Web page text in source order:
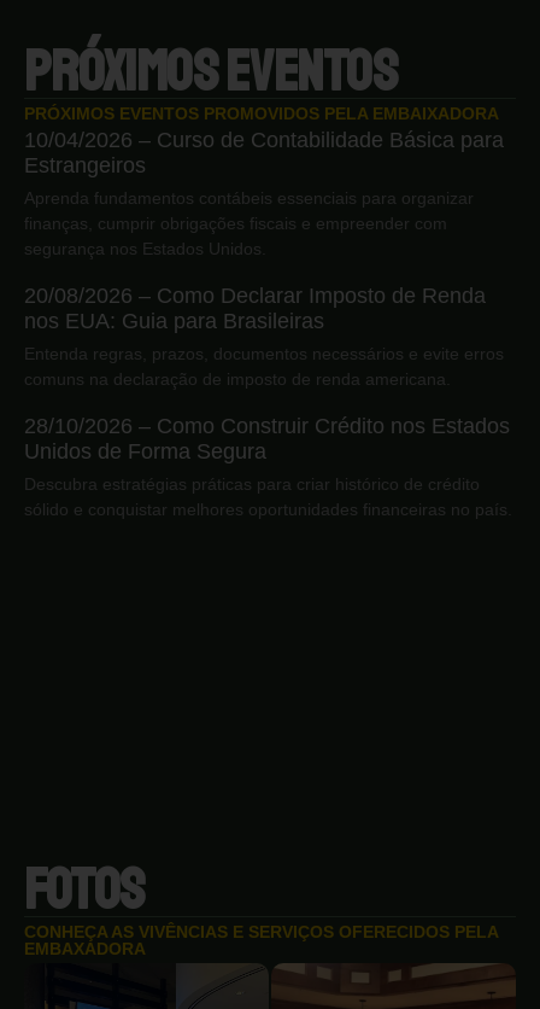
PRÓXIMOS EVENTOS
PRÓXIMOS EVENTOS PROMOVIDOS PELA EMBAIXADORA
10/04/2026 – Curso de Contabilidade Básica para
Estrangeiros
Aprenda fundamentos contábeis essenciais para organizar
finanças, cumprir obrigações fiscais e empreender com
segurança nos Estados Unidos.
20/08/2026 – Como Declarar Imposto de Renda
nos EUA: Guia para Brasileiras
Entenda regras, prazos, documentos necessários e evite erros
comuns na declaração de imposto de renda americana.
28/10/2026 – Como Construir Crédito nos Estados
Unidos de Forma Segura
Descubra estratégias práticas para criar histórico de crédito
sólido e conquistar melhores oportunidades financeiras no país.
FOTOS
CONHEÇA AS VIVÊNCIAS E SERVIÇOS OFERECIDOS PELA
EMBAXADORA